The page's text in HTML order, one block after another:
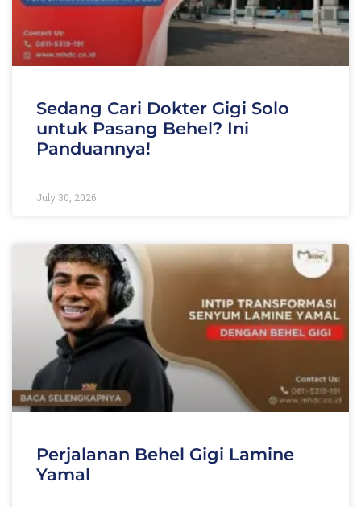
Sedang Cari Dokter Gigi Solo
untuk Pasang Behel? Ini
Panduannya!
July 30, 2026
Perjalanan Behel Gigi Lamine
Yamal